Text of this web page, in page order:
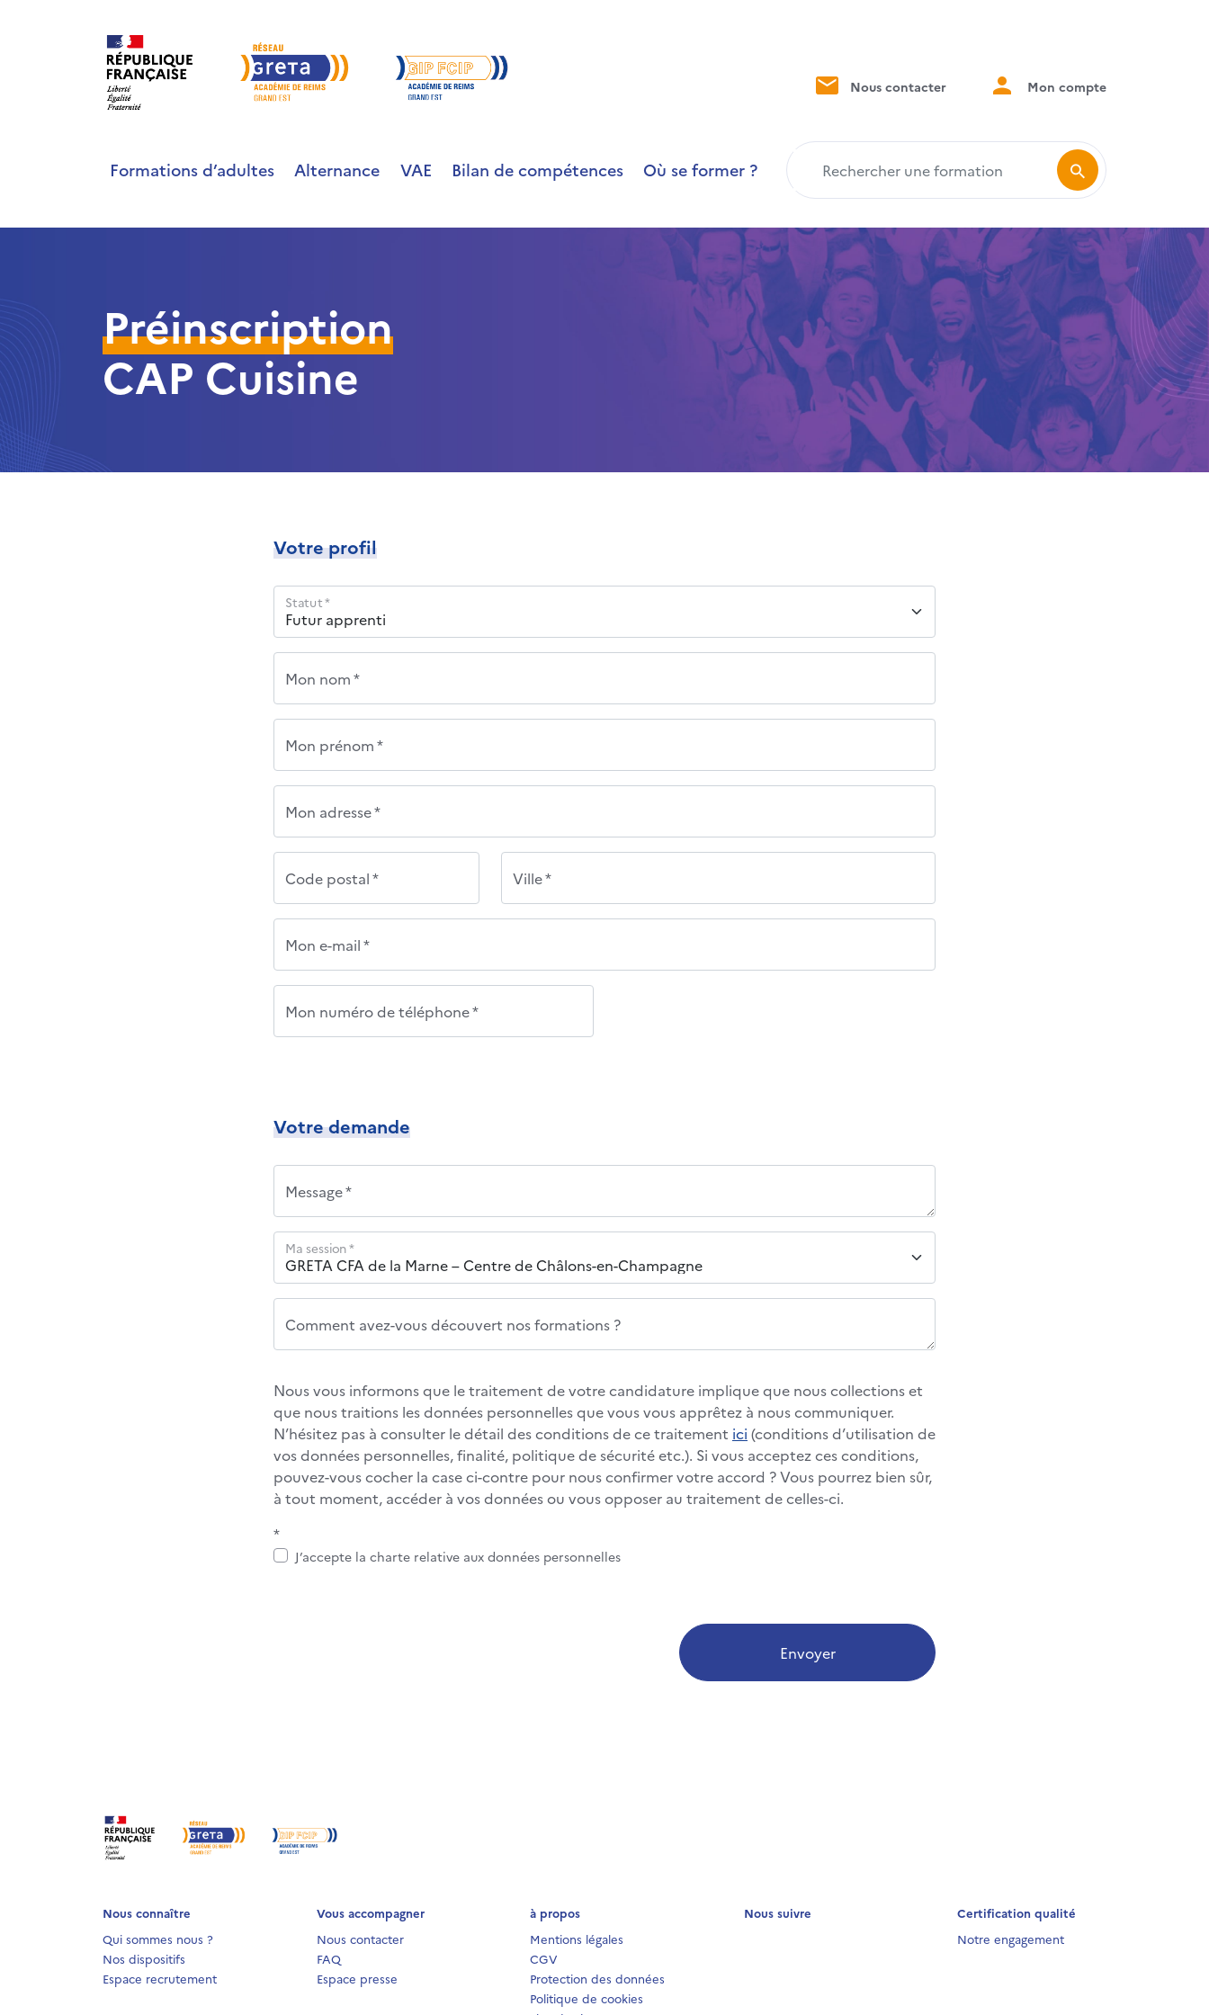
Nous contacter Mon compte
Formations d’adultes Alternance VAE Bilan de compétences Où se former ?
Préinscription
CAP Cuisine
Votre profil
Statut *
Mon nom *
Mon prénom *
Mon adresse *
Code postal * Ville *
Mon e-mail *
Mon numéro de téléphone *
Votre demande
Message *
Ma session *
Comment avez-vous découvert nos formations ?
Nous vous informons que le traitement de votre candidature implique que nous collections et
que nous traitions les données personnelles que vous vous apprêtez à nous communiquer.
N’hésitez pas à consulter le détail des conditions de ce traitement ici (conditions d’utilisation de
vos données personnelles, finalité, politique de sécurité etc.). Si vous acceptez ces conditions,
pouvez-vous cocher la case ci-contre pour nous confirmer votre accord ? Vous pourrez bien sûr,
à tout moment, accéder à vos données ou vous opposer au traitement de celles-ci.
*
J’accepte la charte relative aux données personnelles
Envoyer
Nous connaître
Qui sommes nous ?
Nos dispositifs
Espace recrutement
Vous accompagner
Nous contacter
FAQ
Espace presse
à propos
Mentions légales
CGV
Protection des données
Politique de cookies
Nous suivre
Certification qualité
Notre engagement